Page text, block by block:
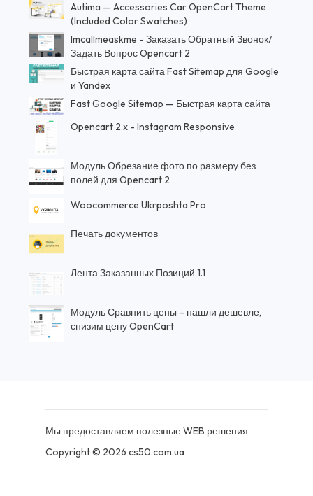
Autima — Accessories Car OpenCart Theme
(Included Color Swatches)
Imcallmeaskme - Заказать Обратный Звонок/
Задать Вопрос Opencart 2
Быстрая карта сайта Fast Sitemap для Google
и Yandex
Fast Google Sitemap — Быстрая карта сайта
Opencart 2.x - Instagram Responsive
Модуль Обрезание фото по размеру без
полей для Opencart 2
Woocommerce Ukrposhta Pro
Печать документов
Лента Заказанных Позиций 1.1
Модуль Сравнить цены – нашли дешевле,
снизим цену OpenCart
Мы предоставляем полезные WEB решения
Copyright © 2026 cs50.com.ua